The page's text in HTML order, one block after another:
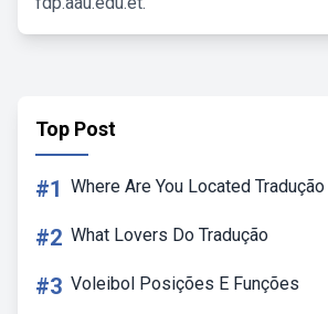
Top Post
#1 Where Are You Located Tradução
#2 What Lovers Do Tradução
#3 Voleibol Posições E Funções